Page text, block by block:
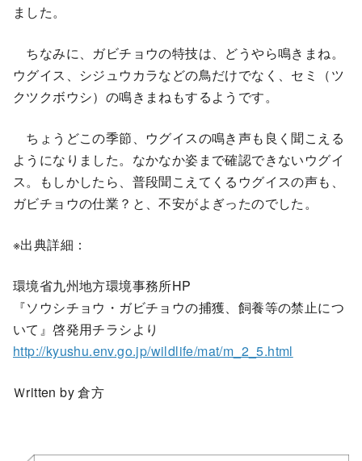
ました。
ちなみに、ガビチョウの特技は、どうやら鳴きまね。
ウグイス、シジュウカラなどの鳥だけでなく、セミ（ツ
クツクボウシ）の鳴きまねもするようです。
ちょうどこの季節、ウグイスの鳴き声も良く聞こえる
ようになりました。なかなか姿まで確認できないウグイ
ス。もしかしたら、普段聞こえてくるウグイスの声も、
ガビチョウの仕業？と、不安がよぎったのでした。
※出典詳細：
環境省九州地方環境事務所HP
『ソウシチョウ・ガビチョウの捕獲、飼養等の禁止につ
いて』啓発用チラシより
http://kyushu.env.go.jp/wildlife/mat/m_2_5.html
Ｗritten by 倉方